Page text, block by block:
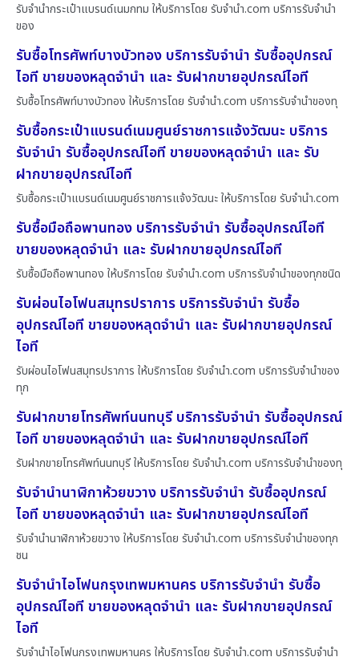
รับจำนำกระเป๋าแบรนด์เนมกทม ให้บริการโดย รับจํานํา.com บริการรับจำนำ
ของ
รับซื้อโทรศัพท์บางบัวทอง บริการรับจำนำ รับซื้ออุปกรณ์
ไอที ขายของหลุดจำนำ และ รับฝากขายอุปกรณ์ไอที
รับซื้อโทรศัพท์บางบัวทอง ให้บริการโดย รับจํานํา.com บริการรับจำนำของทุ
รับซื้อกระเป๋าแบรนด์เนมศูนย์ราชการแจ้งวัฒนะ บริการ
รับจำนำ รับซื้ออุปกรณ์ไอที ขายของหลุดจำนำ และ รับ
ฝากขายอุปกรณ์ไอที
รับซื้อกระเป๋าแบรนด์เนมศูนย์ราชการแจ้งวัฒนะ ให้บริการโดย รับจํานํา.com
รับซื้อมือถือพานทอง บริการรับจำนำ รับซื้ออุปกรณ์ไอที
ขายของหลุดจำนำ และ รับฝากขายอุปกรณ์ไอที
รับซื้อมือถือพานทอง ให้บริการโดย รับจํานํา.com บริการรับจำนำของทุกชนิด
รับผ่อนไอโฟนสมุทรปราการ บริการรับจำนำ รับซื้อ
อุปกรณ์ไอที ขายของหลุดจำนำ และ รับฝากขายอุปกรณ์
ไอที
รับผ่อนไอโฟนสมุทรปราการ ให้บริการโดย รับจํานํา.com บริการรับจำนำของ
ทุก
รับฝากขายโทรศัพท์นนทบุรี บริการรับจำนำ รับซื้ออุปกรณ์
ไอที ขายของหลุดจำนำ และ รับฝากขายอุปกรณ์ไอที
รับฝากขายโทรศัพท์นนทบุรี ให้บริการโดย รับจํานํา.com บริการรับจำนำของทุ
รับจำนำนาฬิกาห้วยขวาง บริการรับจำนำ รับซื้ออุปกรณ์
ไอที ขายของหลุดจำนำ และ รับฝากขายอุปกรณ์ไอที
รับจำนำนาฬิกาห้วยขวาง ให้บริการโดย รับจํานํา.com บริการรับจำนำของทุก
ชน
รับจำนำไอโฟนกรุงเทพมหานคร บริการรับจำนำ รับซื้อ
อุปกรณ์ไอที ขายของหลุดจำนำ และ รับฝากขายอุปกรณ์
ไอที
รับจำนำไอโฟนกรุงเทพมหานคร ให้บริการโดย รับจํานํา.com บริการรับจำนำ